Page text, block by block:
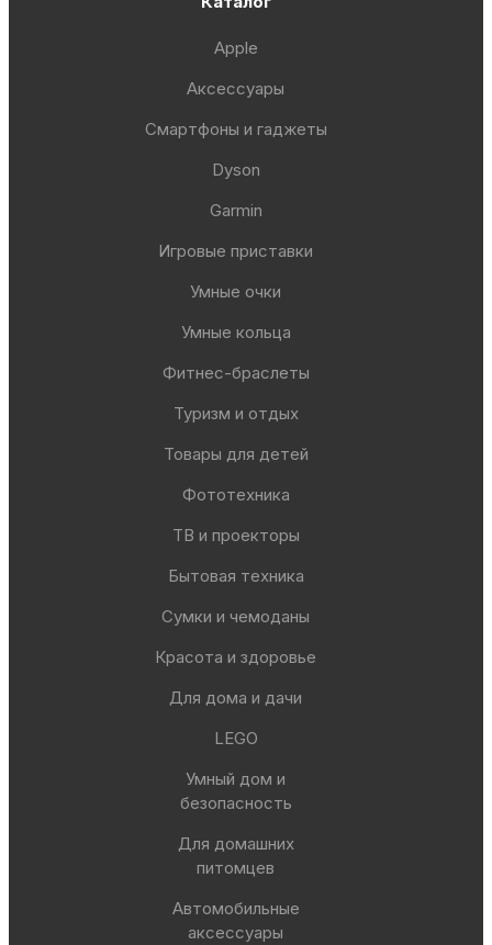
Apple
Аксессуары
Смартфоны и гаджеты
Dyson
Garmin
Игровые приставки
Умные очки
Умные кольца
Фитнес-браслеты
Туризм и отдых
Товары для детей
Фототехника
ТВ и проекторы
Бытовая техника
Сумки и чемоданы
Красота и здоровье
Для дома и дачи
LEGO
Умный дом и
безопасность
Для домашних
питомцев
Автомобильные
аксессуары